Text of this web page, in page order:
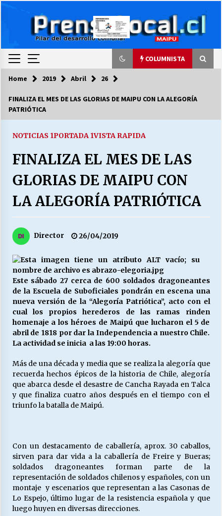
COLUMNISTA
COLUMNISTA
03/08/2026
LA DC POR SIEMPRE.RECORDANDO 69 AÑOS DE
28/07/2026
“ORGULLOSOS DE SER DC” SALUDA EL
LABORAL:
13/07/2026
Escuela hospitalaria El Carmen de Maipu.
25/06/2026
¿Qué habrían dicho?
VOLVER A SER ALTERNATIVA
16/06/2026
28/05/2026
Releyendo la Rerum Novarum a 135 años. “La
cuestión social hoy”.
16/05/2026
Home 2019 Abril 26
FINALIZA EL MES DE LAS GLORIAS DE MAIPU CON LA ALEGORÍA
PATRIÓTICA
NOTICIAS 1PORTADA 1VISTA RAPIDA
FINALIZA EL MES DE LAS
GLORIAS DE MAIPU CON
LA ALEGORÍA PATRIÓTICA
Director 26/04/2019
Este sábado 27 cerca de 600 soldados dragoneantes
de la Escuela de Suboficiales pondrán en escena una
nueva versión de la “Alegoría Patriótica”, acto con el
cual los propios herederos de las ramas rinden
homenaje a los héroes de Maipú que lucharon el 5 de
abril de 1818 por dar la Independencia a nuestro Chile.
La actividad se inicia a las 19:00 horas.
Más de una década y media que se realiza la alegoría que
recuerda hechos épicos de la historia de Chile, alegoría
que abarca desde el desastre de Cancha Rayada en Talca
y que finaliza cuatro años después en el tiempo con el
triunfo la batalla de Maipú.
Con un destacamento de caballería, aprox. 30 caballos,
sirven para dar vida a la caballería de Freire y Bueras;
soldados dragoneantes forman parte de la
representación de soldados chilenos y españoles, con un
montaje y escenarios que representan a las Casonas de
Lo Espejo, último lugar de la resistencia española y que
luego huyen en diversas direcciones.